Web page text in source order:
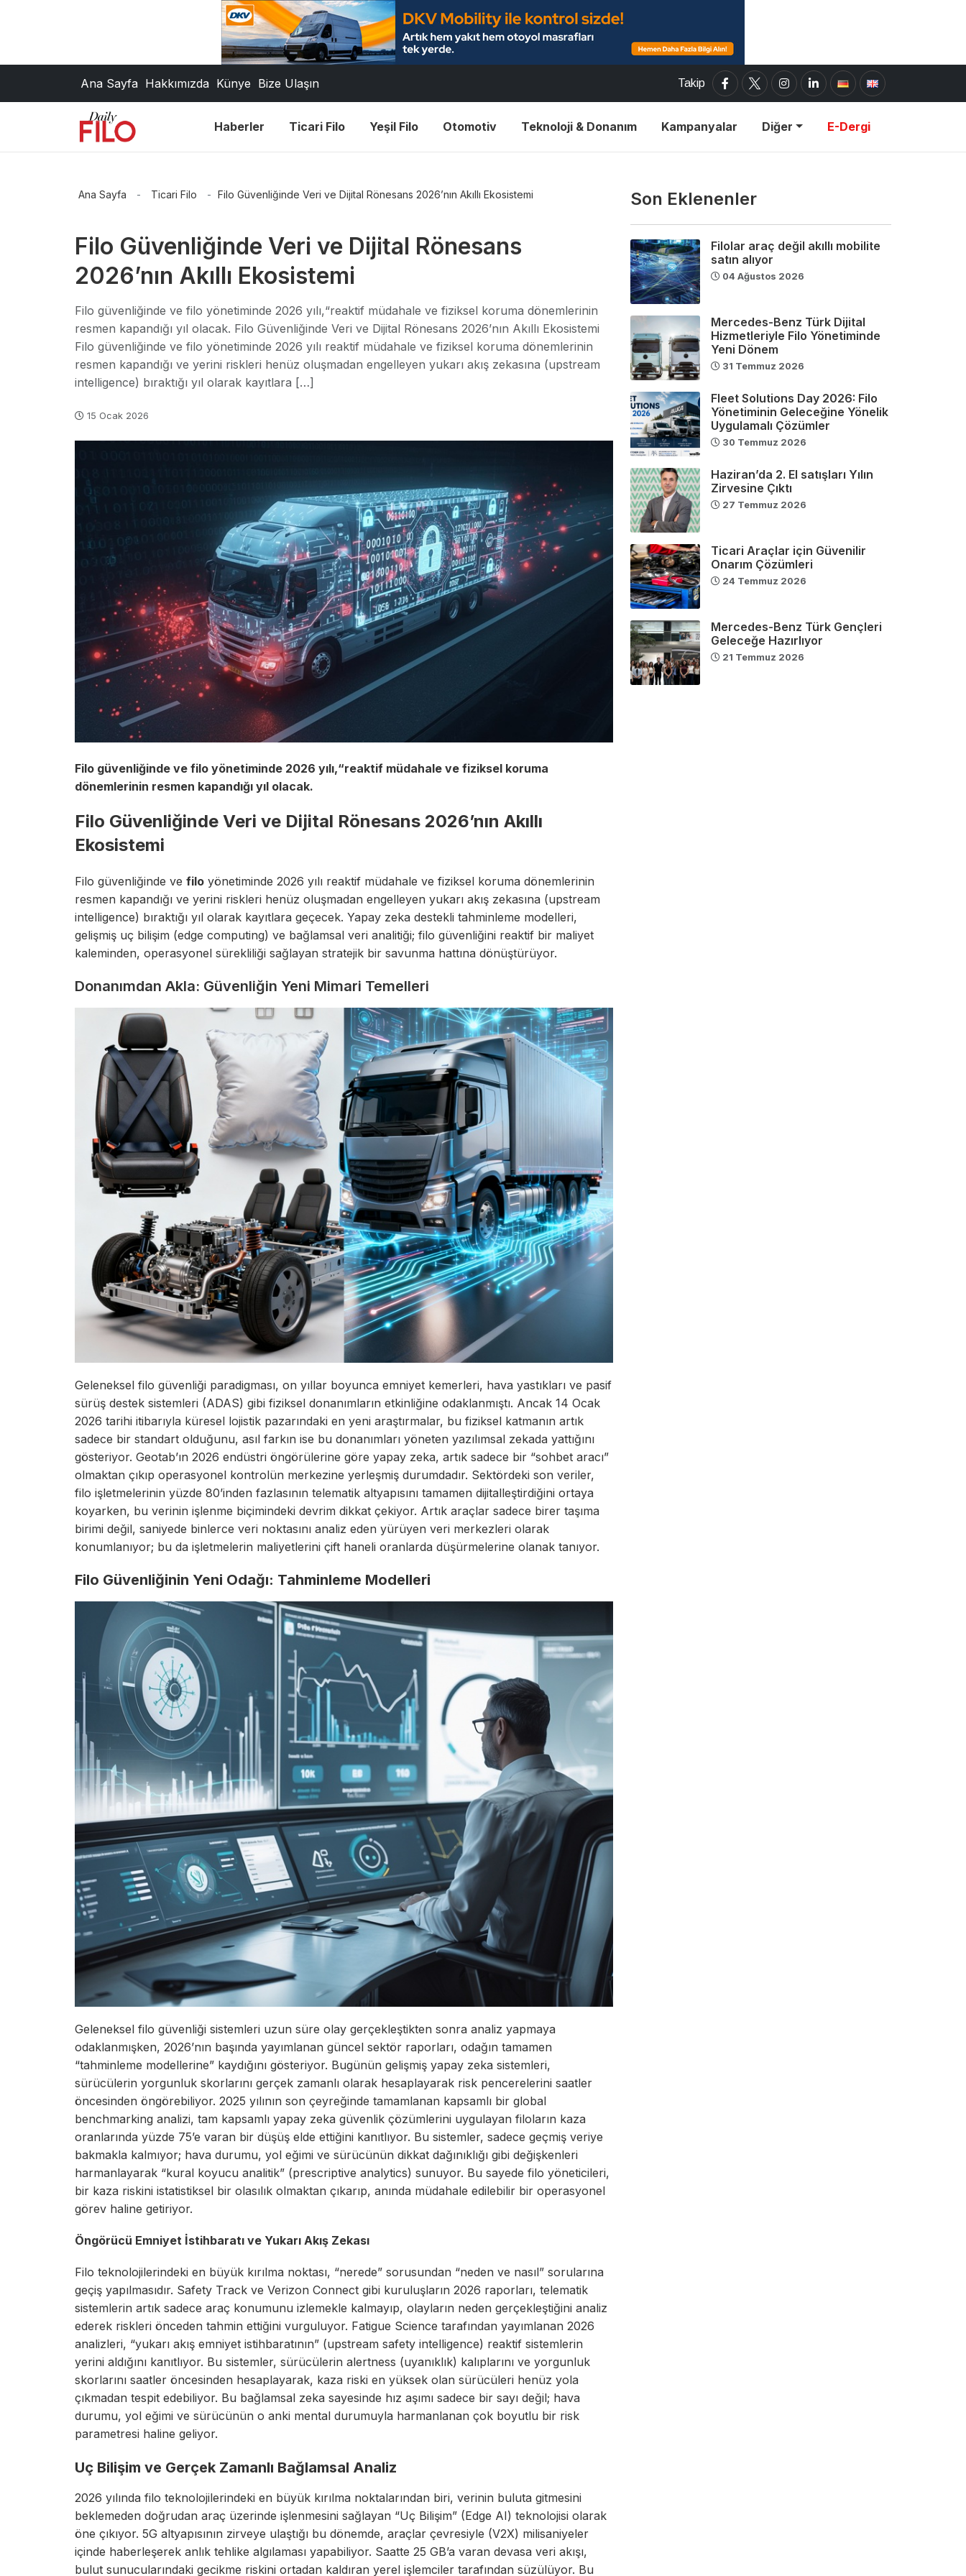
Ana Sayfa Hakkımızda Künye Bize Ulaşın Takip
Haberler Ticari Filo Yeşil Filo Otomotiv Teknoloji & Donanım Kampanyalar Diğer E-Dergi
Ana Sayfa - Ticari Filo - Filo Güvenliğinde Veri ve Dijital Rönesans 2026’nın Akıllı Ekosistemi
Filo Güvenliğinde Veri ve Dijital Rönesans
2026’nın Akıllı Ekosistemi
Filo güvenliğinde ve filo yönetiminde 2026 yılı,“reaktif müdahale ve fiziksel koruma dönemlerinin
resmen kapandığı yıl olacak. Filo Güvenliğinde Veri ve Dijital Rönesans 2026’nın Akıllı Ekosistemi
Filo güvenliğinde ve filo yönetiminde 2026 yılı reaktif müdahale ve fiziksel koruma dönemlerinin
resmen kapandığı ve yerini riskleri henüz oluşmadan engelleyen yukarı akış zekasına (upstream
intelligence) bıraktığı yıl olarak kayıtlara […]
15 Ocak 2026
Filo güvenliğinde ve filo yönetiminde 2026 yılı,“reaktif müdahale ve fiziksel koruma
dönemlerinin resmen kapandığı yıl olacak.
Filo Güvenliğinde Veri ve Dijital Rönesans 2026’nın Akıllı
Ekosistemi
Filo güvenliğinde ve filo yönetiminde 2026 yılı reaktif müdahale ve fiziksel koruma dönemlerinin
resmen kapandığı ve yerini riskleri henüz oluşmadan engelleyen yukarı akış zekasına (upstream
intelligence) bıraktığı yıl olarak kayıtlara geçecek. Yapay zeka destekli tahminleme modelleri,
gelişmiş uç bilişim (edge computing) ve bağlamsal veri analitiği; filo güvenliğini reaktif bir maliyet
kaleminden, operasyonel sürekliliği sağlayan stratejik bir savunma hattına dönüştürüyor.
Donanımdan Akla: Güvenliğin Yeni Mimari Temelleri
Geleneksel filo güvenliği paradigması, on yıllar boyunca emniyet kemerleri, hava yastıkları ve pasif
sürüş destek sistemleri (ADAS) gibi fiziksel donanımların etkinliğine odaklanmıştı. Ancak 14 Ocak
2026 tarihi itibarıyla küresel lojistik pazarındaki en yeni araştırmalar, bu fiziksel katmanın artık
sadece bir standart olduğunu, asıl farkın ise bu donanımları yöneten yazılımsal zekada yattığını
gösteriyor. Geotab’ın 2026 endüstri öngörülerine göre yapay zeka, artık sadece bir “sohbet aracı”
olmaktan çıkıp operasyonel kontrolün merkezine yerleşmiş durumdadır. Sektördeki son veriler,
filo işletmelerinin yüzde 80’inden fazlasının telematik altyapısını tamamen dijitalleştirdiğini ortaya
koyarken, bu verinin işlenme biçimindeki devrim dikkat çekiyor. Artık araçlar sadece birer taşıma
birimi değil, saniyede binlerce veri noktasını analiz eden yürüyen veri merkezleri olarak
konumlanıyor; bu da işletmelerin maliyetlerini çift haneli oranlarda düşürmelerine olanak tanıyor.
Filo Güvenliğinin Yeni Odağı: Tahminleme Modelleri
Geleneksel filo güvenliği sistemleri uzun süre olay gerçekleştikten sonra analiz yapmaya
odaklanmışken, 2026’nın başında yayımlanan güncel sektör raporları, odağın tamamen
“tahminleme modellerine” kaydığını gösteriyor. Bugünün gelişmiş yapay zeka sistemleri,
sürücülerin yorgunluk skorlarını gerçek zamanlı olarak hesaplayarak risk pencerelerini saatler
öncesinden öngörebiliyor. 2025 yılının son çeyreğinde tamamlanan kapsamlı bir global
benchmarking analizi, tam kapsamlı yapay zeka güvenlik çözümlerini uygulayan filoların kaza
oranlarında yüzde 75’e varan bir düşüş elde ettiğini kanıtlıyor. Bu sistemler, sadece geçmiş veriye
bakmakla kalmıyor; hava durumu, yol eğimi ve sürücünün dikkat dağınıklığı gibi değişkenleri
harmanlayarak “kural koyucu analitik” (prescriptive analytics) sunuyor. Bu sayede filo yöneticileri,
bir kaza riskini istatistiksel bir olasılık olmaktan çıkarıp, anında müdahale edilebilir bir operasyonel
görev haline getiriyor.
Öngörücü Emniyet İstihbaratı ve Yukarı Akış Zekası
Filo teknolojilerindeki en büyük kırılma noktası, “nerede” sorusundan “neden ve nasıl” sorularına
geçiş yapılmasıdır. Safety Track ve Verizon Connect gibi kuruluşların 2026 raporları, telematik
sistemlerin artık sadece araç konumunu izlemekle kalmayıp, olayların neden gerçekleştiğini analiz
ederek riskleri önceden tahmin ettiğini vurguluyor. Fatigue Science tarafından yayımlanan 2026
analizleri, “yukarı akış emniyet istihbaratının” (upstream safety intelligence) reaktif sistemlerin
yerini aldığını kanıtlıyor. Bu sistemler, sürücülerin alertness (uyanıklık) kalıplarını ve yorgunluk
skorlarını saatler öncesinden hesaplayarak, kaza riski en yüksek olan sürücüleri henüz yola
çıkmadan tespit edebiliyor. Bu bağlamsal zeka sayesinde hız aşımı sadece bir sayı değil; hava
durumu, yol eğimi ve sürücünün o anki mental durumuyla harmanlanan çok boyutlu bir risk
parametresi haline geliyor.
Uç Bilişim ve Gerçek Zamanlı Bağlamsal Analiz
2026 yılında filo teknolojilerindeki en büyük kırılma noktalarından biri, verinin buluta gitmesini
beklemeden doğrudan araç üzerinde işlenmesini sağlayan “Uç Bilişim” (Edge AI) teknolojisi olarak
öne çıkıyor. 5G altyapısının zirveye ulaştığı bu dönemde, araçlar çevresiyle (V2X) milisaniyeler
içinde haberleşerek anlık tehlike algılaması yapabiliyor. Saatte 25 GB’a varan devasa veri akışı,
bulut sunucularındaki gecikme riskini ortadan kaldıran yerel işlemciler tarafından süzülüyor. Bu
Son Eklenenler
Filolar araç değil akıllı mobilite
satın alıyor
04 Ağustos 2026
Mercedes-Benz Türk Dijital
Hizmetleriyle Filo Yönetiminde
Yeni Dönem
31 Temmuz 2026
Fleet Solutions Day 2026: Filo
Yönetiminin Geleceğine Yönelik
Uygulamalı Çözümler
30 Temmuz 2026
Haziran’da 2. El satışları Yılın
Zirvesine Çıktı
27 Temmuz 2026
Ticari Araçlar için Güvenilir
Onarım Çözümleri
24 Temmuz 2026
Mercedes-Benz Türk Gençleri
Geleceğe Hazırlıyor
21 Temmuz 2026